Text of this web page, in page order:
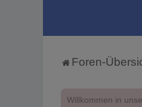
Foren-
Willkommen in